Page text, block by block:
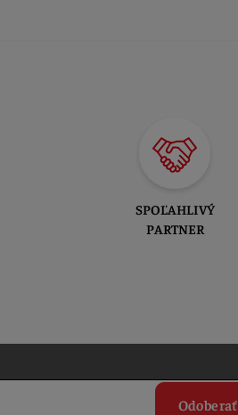
SPOĽAHLIVÝ
PARTNER
Odoberať